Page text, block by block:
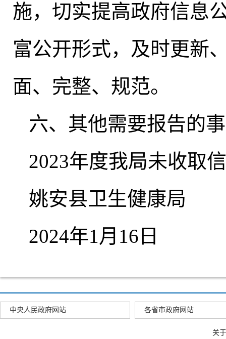
施，切实提高政府信息
富公开形式， 及时更新
面、完整、规范。
六、其他需要报告的
2023年度我局未收取
姚安县卫生健康局
2024年1月16日
中央人民政府网站 各省市政府网站
关